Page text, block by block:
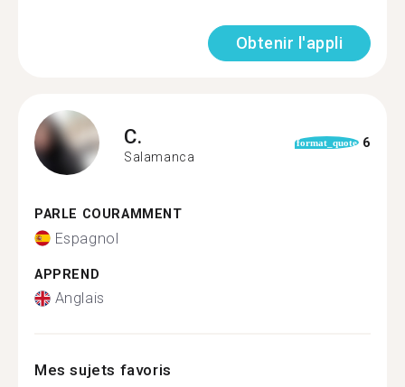
Obtenir l'appli
C.
Salamanca
format_quote 6
PARLE COURAMMENT
Espagnol
APPREND
Anglais
Mes sujets favoris